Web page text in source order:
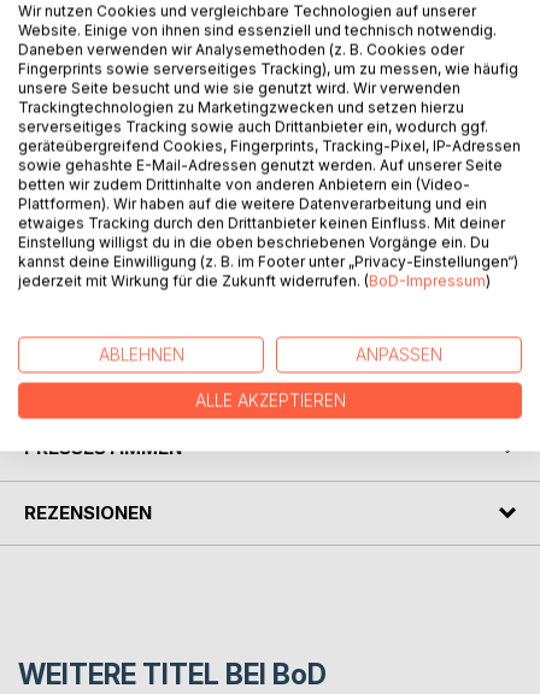
BESCHREIBUNG
Wer Jesus für uns sein will - Wege zur Überwindung und
Freude
Eine Glaubens- und Lebenshilfe will diese kurze,
umfassende
AUTOR/IN
PRESSESTIMMEN
REZENSIONEN
WEITERE TITEL BEI BoD
Wir nutzen Cookies und vergleichbare Technologien auf unserer
Website. Einige von ihnen sind essenziell und technisch notwendig.
Daneben verwenden wir Analysemethoden (z. B. Cookies oder
Fingerprints sowie serverseitiges Tracking), um zu messen, wie häufig
unsere Seite besucht und wie sie genutzt wird. Wir verwenden
Trackingtechnologien zu Marketingzwecken und setzen hierzu
serverseitiges Tracking sowie auch Drittanbieter ein, wodurch ggf.
geräteübergreifend Cookies, Fingerprints, Tracking-Pixel, IP-Adressen
sowie gehashte E-Mail-Adressen genutzt werden. Auf unserer Seite
betten wir zudem Drittinhalte von anderen Anbietern ein (Video-
Plattformen). Wir haben auf die weitere Datenverarbeitung und ein
etwaiges Tracking durch den Drittanbieter keinen Einfluss. Mit deiner
Einstellung willigst du in die oben beschriebenen Vorgänge ein. Du
kannst deine Einwilligung (z. B. im Footer unter „Privacy-Einstellungen“)
jederzeit mit Wirkung für die Zukunft widerrufen. (BoD-Impressum)
ABLEHNEN ANPASSEN
ALLE AKZEPTIEREN